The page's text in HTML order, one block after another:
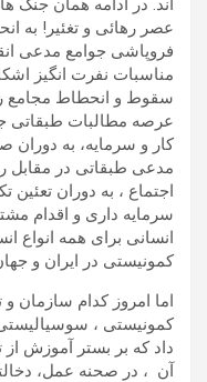
اند. در ادامه همان جنگ
عصر رهائی و تغئیر! به
فروپاشی جوامع مدعی
مناسبات نفرت انگیز
سقوط و انحطاط مجامع
عرصه مطالبات طبقاتی
کار و سرمایه، به
مدعی طبقاتی در مقابل
اجتماع ، به دوران تعئین
سرمایه داری و اقدام
انسانی برای همه انواع
کمونیستی در ایران و
اما امروز کدام سازمان
کمونیستی ، سوسیالیستی
داد که بر بستر آموزش از
آن ، در صحنه عمل،